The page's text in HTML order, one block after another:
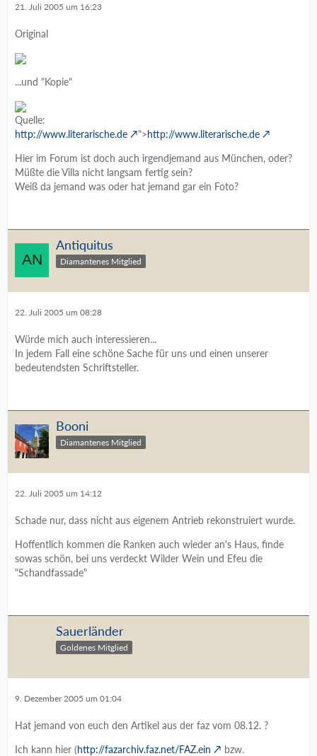
21. Juli 2005 um 16:23
Original
...und "Kopie"
Quelle:
http://www.literarische.de
">http://www.literarische.de
Hier im Forum ist doch auch irgendjemand aus München, oder?
Müßte die Villa nicht langsam fertig sein?
Weiß da jemand was oder hat jemand gar ein Foto?
Antiquitus
Diamantenes Mitglied
22. Juli 2005 um 08:28
Würde mich auch interessieren...
In jedem Fall eine schöne Sache für uns und einen unserer
bedeutendsten Schriftsteller.
Booni
Diamantenes Mitglied
22. Juli 2005 um 14:12
Schade nur, dass nicht aus eigenem Antrieb rekonstruiert wurde.
Hoffentlich kommen die Ranken auch wieder an's Haus, finde
sowas schön, bei uns verdeckt Wilder Wein und Efeu die
"Schandfassade"
Sauerländer
Goldenes Mitglied
9. Dezember 2005 um 01:04
Hat jemand von euch den Artikel aus der faz vom 08.12. ?
Ich kann hier (http://fazarchiv.faz.net/FAZ.ein
bzw.